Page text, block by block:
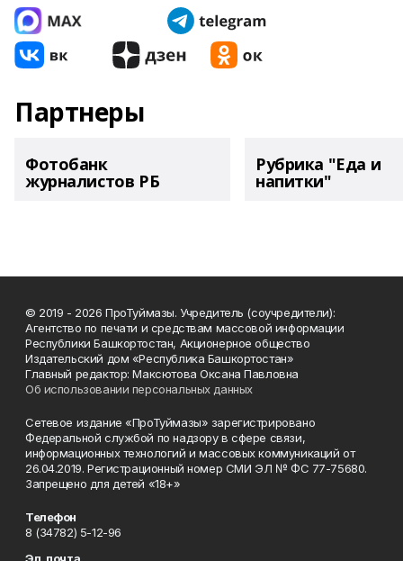
Партнеры
Фотобанк
журналистов РБ
Рубрика "Еда и
напитки"
© 2019 - 2026 ПроТуймазы. Учредитель (соучредители):
Агентство по печати и средствам массовой информации
Республики Башкортостан, Акционерное общество
Издательский дом «Республика Башкортостан»
Главный редактор: Максютова Оксана Павловна
Об использовании персональных данных
Сетевое издание «ПроТуймазы» зарегистрировано
Федеральной службой по надзору в сфере связи,
информационных технологий и массовых коммуникаций от
26.04.2019. Регистрационный номер СМИ ЭЛ № ФС 77-75680.
Запрещено для детей «18+»
Телефон
8 (34782) 5-12-96
Эл. почта